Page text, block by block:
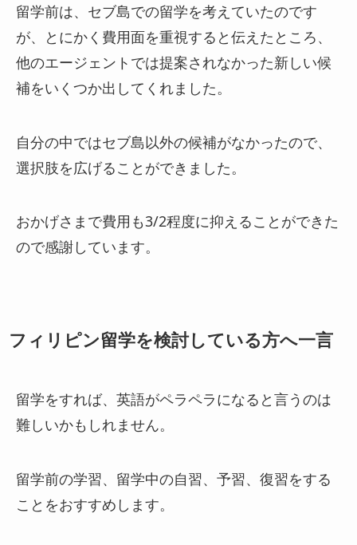
留学前は、セブ島での留学を考えていたのです
が、とにかく費用面を重視すると伝えたところ、
他のエージェントでは提案されなかった新しい候
補をいくつか出してくれました。
自分の中ではセブ島以外の候補がなかったので、
選択肢を広げることができました。
おかげさまで費用も3/2程度に抑えることができた
ので感謝しています。
フィリピン留学を検討している方へ一言
留学をすれば、英語がペラペラになると言うのは
難しいかもしれません。
留学前の学習、留学中の自習、予習、復習をする
ことをおすすめします。